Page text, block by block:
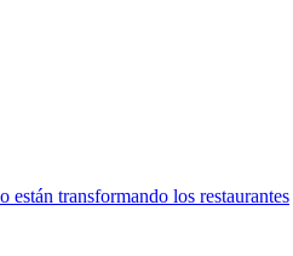
están transformando los restaurantes